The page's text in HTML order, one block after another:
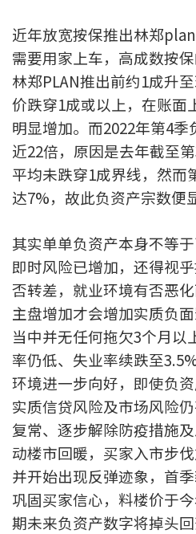
免费物业估价
下载中心
按揭全面睇
新闻/研究
公司动态
统计数据库
按揭快趣智识
按揭智库
楼按专栏
按揭百科
实时银行资讯
装修·保险优惠
近年放宽按保推出林郑
需要用家上车，高成数按
林郑PLAN推出前约1成升
价跌穿1成或以上，在账面
明显增加。而2022年第4
近22倍，原因是去年截至
平均未跌穿1成界线，然而
达7%，故此负资产宗数便
其实单单负资产本身不等
即时风险已增加，还得视
否转差，就业环境有否恶
主盘增加才会增加实质负
当中并无任何拖欠3个月以
率仍低、失业率续跌至
环境进一步向好，即使负
实质信贷风险及市场风险
复常、逐步解除防疫措施
动楼市回暖，买家入市步
并开始出现反弹迹象，首
巩固买家信心，料楼价于
期未来负资产数字将掉头回